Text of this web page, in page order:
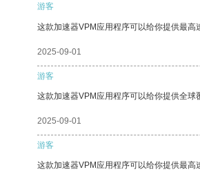
游客
这款加速器VPM应用程序可以给你提供最高
2025-09-01
游客
这款加速器VPM应用程序可以给你提供全球
2025-09-01
游客
这款加速器VPM应用程序可以给你提供最高